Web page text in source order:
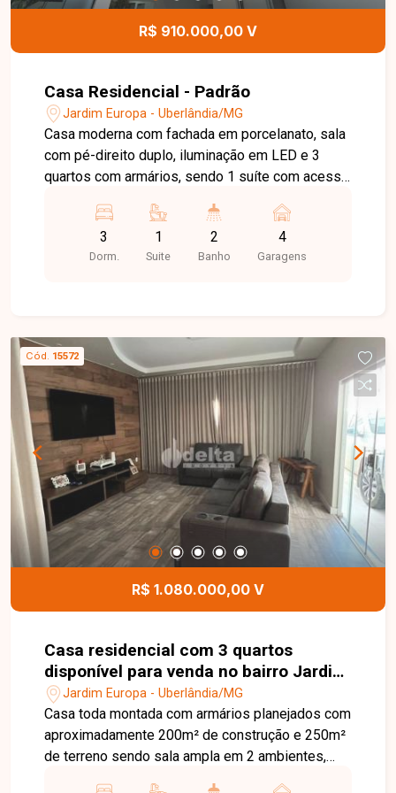
R$ 910.000,00 V
Casa Residencial - Padrão
Jardim Europa - Uberlândia/MG
Casa moderna com fachada em porcelanato, sala
com pé-direito duplo, iluminação em LED e 3
quartos com armários, sendo 1 suíte com acesso
lavanderia e piscina aquecida com
hidromassagem. Garagem para 4 carros.
3
Dorm.
1
Suite
2
Banho
4
Garagens
Cód. 15572
R$ 1.080.000,00 V
Casa residencial com 3 quartos
disponível para venda no bairro Jardim
Europa em Uberlândia-MG.
Jardim Europa - Uberlândia/MG
Casa toda montada com armários planejados com
aproximadamente 200m² de construção e 250m²
de terreno sendo sala ampla em 2 ambientes,